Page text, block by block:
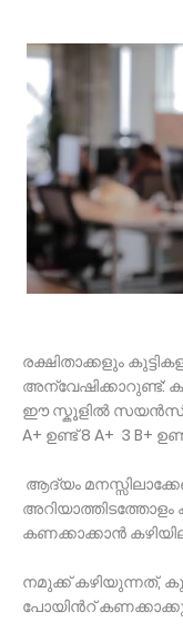
രക്ഷിതാക്കളും
അന്വേഷിക്കാറുണ്ട്:
ഈ സ്കൂളിൽ
A+ ഉണ്ട് 8 A+ 3 B+
ആദ്യം
കണക്കാക്കാൻ
നമുക്ക് കഴിയുന്നത്,
പോയിൻറ്